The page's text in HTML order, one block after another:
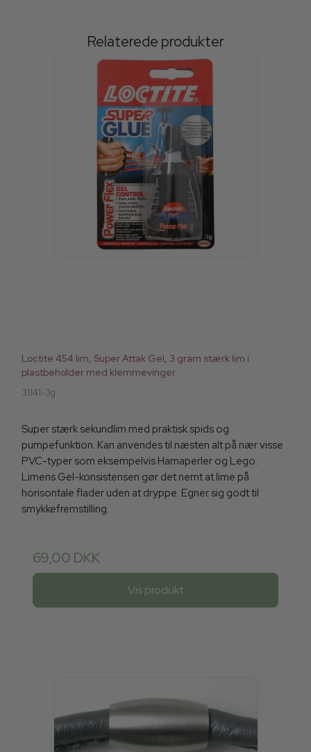
Relaterede produkter
Loctite 454 lim, Super Attak Gel, 3 gram stærk lim i
plastbeholder med klemmevinger.
31141-3g
Super stærk sekundlim med praktisk spids og
pumpefunktion. Kan anvendes til næsten alt på nær visse
PVC-typer som eksempelvis Hamaperler og Lego.
Limens Gel-konsistensen gør det nemt at lime på
horisontale flader uden at dryppe. Egner sig godt til
smykkefremstilling.
69,00 DKK
Vis produkt